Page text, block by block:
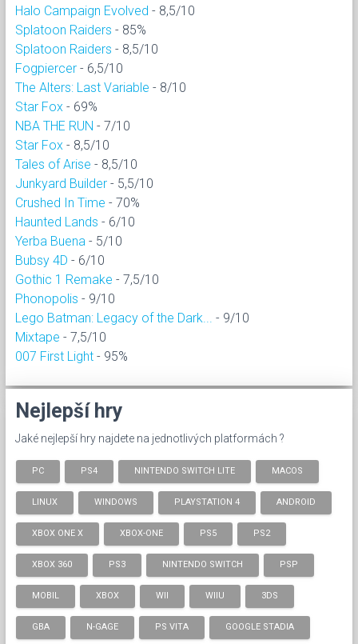
Halo Campaign Evolved - 8,5/10
Splatoon Raiders - 85%
Splatoon Raiders - 8,5/10
Fogpiercer - 6,5/10
The Alters: Last Variable - 8/10
Star Fox - 69%
NBA THE RUN - 7/10
Star Fox - 8,5/10
Tales of Arise - 8,5/10
Junkyard Builder - 5,5/10
Crushed In Time - 70%
Haunted Lands - 6/10
Yerba Buena - 5/10
Bubsy 4D - 6/10
Gothic 1 Remake - 7,5/10
Phonopolis - 9/10
Lego Batman: Legacy of the Dark...
- 9/10
Mixtape - 7,5/10
007 First Light - 95%
Nejlepší hry
Jaké nejlepší hry najdete na jednotlivých platformách ?
PC PS4 NINTENDO SWITCH LITE MACOS
LINUX WINDOWS PLAYSTATION 4 ANDROID
XBOX ONE X XBOX-ONE PS5 PS2
XBOX 360 PS3 NINTENDO SWITCH PSP
MOBIL XBOX WII WIIU 3DS
GBA N-GAGE PS VITA GOOGLE STADIA